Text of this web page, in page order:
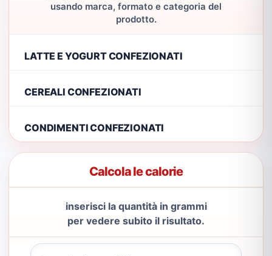
usando marca, formato e categoria del
prodotto.
LATTE E YOGURT CONFEZIONATI
CEREALI CONFEZIONATI
CONDIMENTI CONFEZIONATI
Calcola le calorie
inserisci la quantità in grammi
per vedere subito il risultato.